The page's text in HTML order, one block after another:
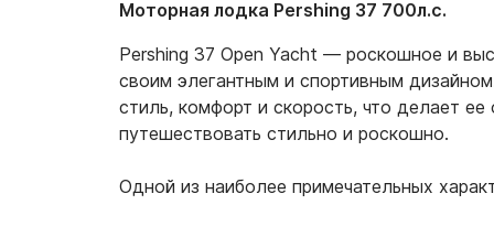
Моторная лодка Pershing 37 700л.с.
Pershing 37 Open Yacht — роскошное и
своим элегантным и спортивным
стиль, комфорт и скорость, что делает
путешествовать стильно и роскошно.
Одной из наиболее примечательных